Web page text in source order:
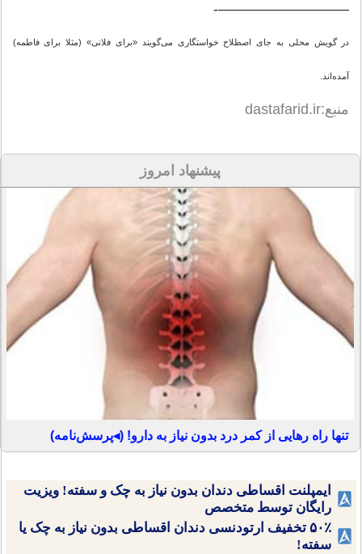
—————————-
در گویش محلی به جای اصطلاح خواستگاری می‌گویند «برای فلانی» (مثلا برای فاطمه)
آمده‌اند.
منبع:dastafarid.ir
پیشنهاد امروز
تنها راه رهایی از کمر درد بدون نیاز به دارو! (◂پرسش‌نامه)
ایمپلنت اقساطی دندان بدون نیاز به چک و سفته! ویزیت
رایگان توسط متخصص
۵۰٪ تخفیف ارتودنسی دندان اقساطی بدون نیاز به چک یا
سفته!